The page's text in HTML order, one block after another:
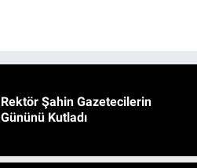
Rektör Şahin Gazetecilerin
Gününü Kutladı